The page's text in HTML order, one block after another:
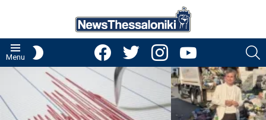
Menu
facebooktwitter instagramyoutube
LATEST
STORIES